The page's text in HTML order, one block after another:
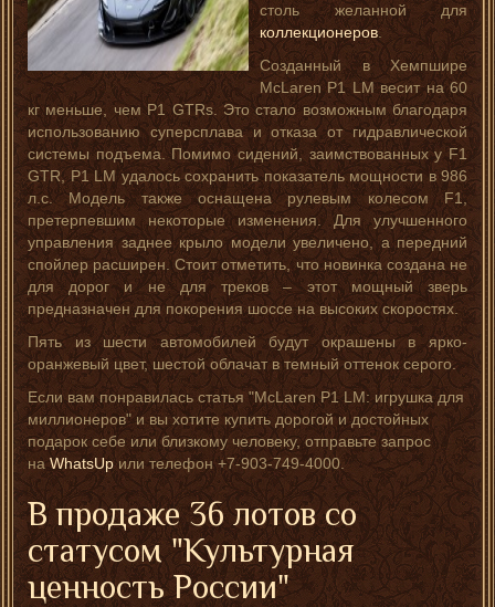
столь желанной для
коллекционеров.
Созданный в Хемпшире
McLaren P1 LM весит на 60
кг меньше, чем P1 GTRs. Это стало возможным благодаря
использованию суперсплава и отказа от гидравлической
системы подъема. Помимо сидений, заимствованных у F1
GTR, Р1 LM удалось сохранить показатель мощности в 986
л.с. Модель также оснащена рулевым колесом F1,
претерпевшим некоторые изменения. Для улучшенного
управления заднее крыло модели увеличено, а передний
спойлер расширен. Стоит отметить, что новинка создана не
для дорог и не для треков – этот мощный зверь
предназначен для покорения шоссе на высоких скоростях.
Пять из шести автомобилей будут окрашены в ярко-
оранжевый цвет, шестой облачат в темный оттенок серого.
Если вам понравилась статья "McLaren P1 LM: игрушка для
миллионеров" и вы хотите купить дорогой и достойных
подарок себе или близкому человеку, отправьте запрос
наWhatsUpили телефон +7-903-749-4000.
В продаже 36 лотов со
статусом "Культурная
ценность России"